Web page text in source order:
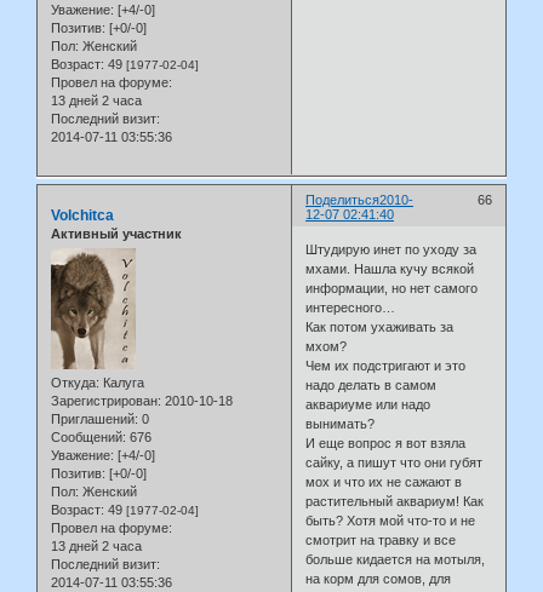
Уважение: [+4/-0]
Позитив: [+0/-0]
Пол: Женский
Возраст: 49 [1977-02-04]
Провел на форуме:
13 дней 2 часа
Последний визит:
2014-07-11 03:55:36
Поделиться 66
2010-
12-07 02:41:40
Volchitca
Активный участник
Откуда: Калуга
Зарегистрирован: 2010-10-18
Приглашений: 0
Сообщений: 676
Уважение: [+4/-0]
Позитив: [+0/-0]
Пол: Женский
Возраст: 49 [1977-02-04]
Провел на форуме:
13 дней 2 часа
Последний визит:
2014-07-11 03:55:36
Штудирую инет по уходу за
мхами. Нашла кучу всякой
информации, но нет самого
интересного…
Как потом ухаживать за
мхом?
Чем их подстригают и это
надо делать в самом
аквариуме или надо
вынимать?
И еще вопрос я вот взяла
сайку, а пишут что они губят
мох и что их не сажают в
растительный аквариум! Как
быть? Хотя мой что-то и не
смотрит на травку и все
больше кидается на мотыля,
на корм для сомов, для